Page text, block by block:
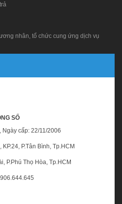
nhân, tổ chức cung ứng dịch vụ
SỐ
cấp: 22/11/2006
P.Tân Bình, Tp.HCM
P.Phú Thọ Hòa, Tp.HCM